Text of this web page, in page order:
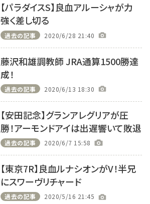
【パラダイスS】良血アルーシャが力
強く差し切る
過去の記事 2020/6/28 21:40
藤沢和雄調教師 JRA通算1500勝達
成！
過去の記事 2020/6/13 18:30
【安田記念】グランアレグリアが圧
勝！アーモンドアイは出遅響いて敗退
過去の記事 2020/6/7 15:58
【東京7R】良血ルナシオンがV！半兄
にスワーヴリチャード
過去の記事 2020/5/16 21:45